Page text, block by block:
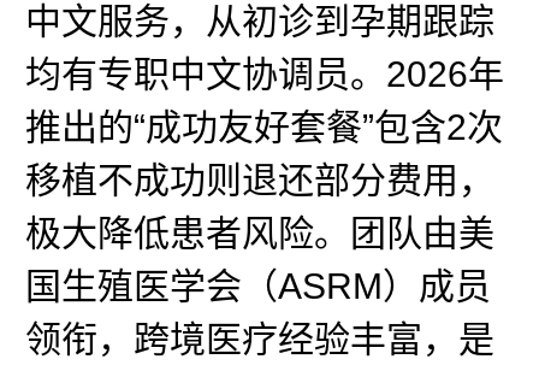
中文服务，从初诊到孕期跟踪
均有专职中文协调员。2026年
推出的“成功友好套餐”包含2次
移植不成功则退还部分费用，
极大降低患者风险。团队由美
国生殖医学会（ASRM）成员
领衔，跨境医疗经验丰富，是